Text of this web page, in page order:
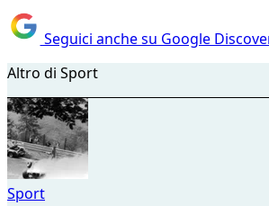
Seguici anche su Google
Altro di Sport
Sport